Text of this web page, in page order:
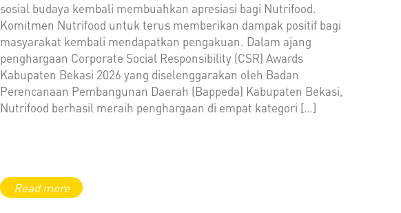
sosial budaya kembali membuahkan apresiasi bagi Nutrifood.
Komitmen Nutrifood untuk terus memberikan dampak positif bagi
masyarakat kembali mendapatkan pengakuan. Dalam ajang
penghargaan Corporate Social Responsibility (CSR) Awards
Kabupaten Bekasi 2026 yang diselenggarakan oleh Badan
Perencanaan Pembangunan Daerah (Bappeda) Kabupaten Bekasi,
Nutrifood berhasil meraih penghargaan di empat kategori […]